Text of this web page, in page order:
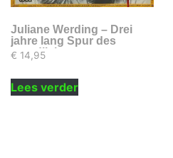
Juliane Werding – Drei
jahre lang Spur des
mondlichts
€ 14,95
Lees verder